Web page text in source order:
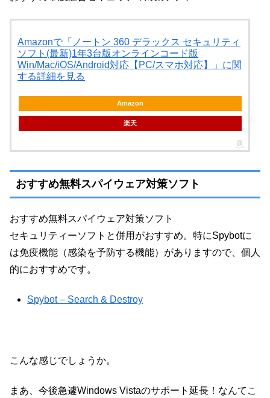
Amazonで「ノートン 360 デラックス セキュリティ
ソフト(最新)1年3台版オンラインコード版
Win/Mac/iOS/Android対応【PC/スマホ対応】」に関
する詳細を見る
Amazon
楽天
おすすめ無料スパイウェア対策ソフト
おすすめ無料スパイウェア対策ソフト
セキュリティーソフトと併用がおすすめ。特にSpybotに
は免疫機能（感染を予防する機能）がありますので、個人
的におすすめです。
Spybot – Search & Destroy
こんな感じでしょうか。
まあ、今後急遽Windows Vistaのサポート延長！なんてこ